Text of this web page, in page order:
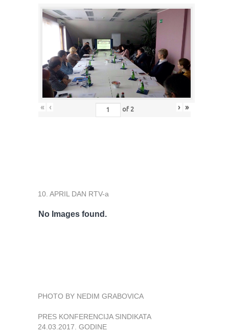
« ‹ of 2 › »
10. APRIL DAN RTV-a
No Images found.
PHOTO BY NEDIM GRABOVICA
PRES KONFERENCIJA SINDIKATA
24.03.2017. GODINE